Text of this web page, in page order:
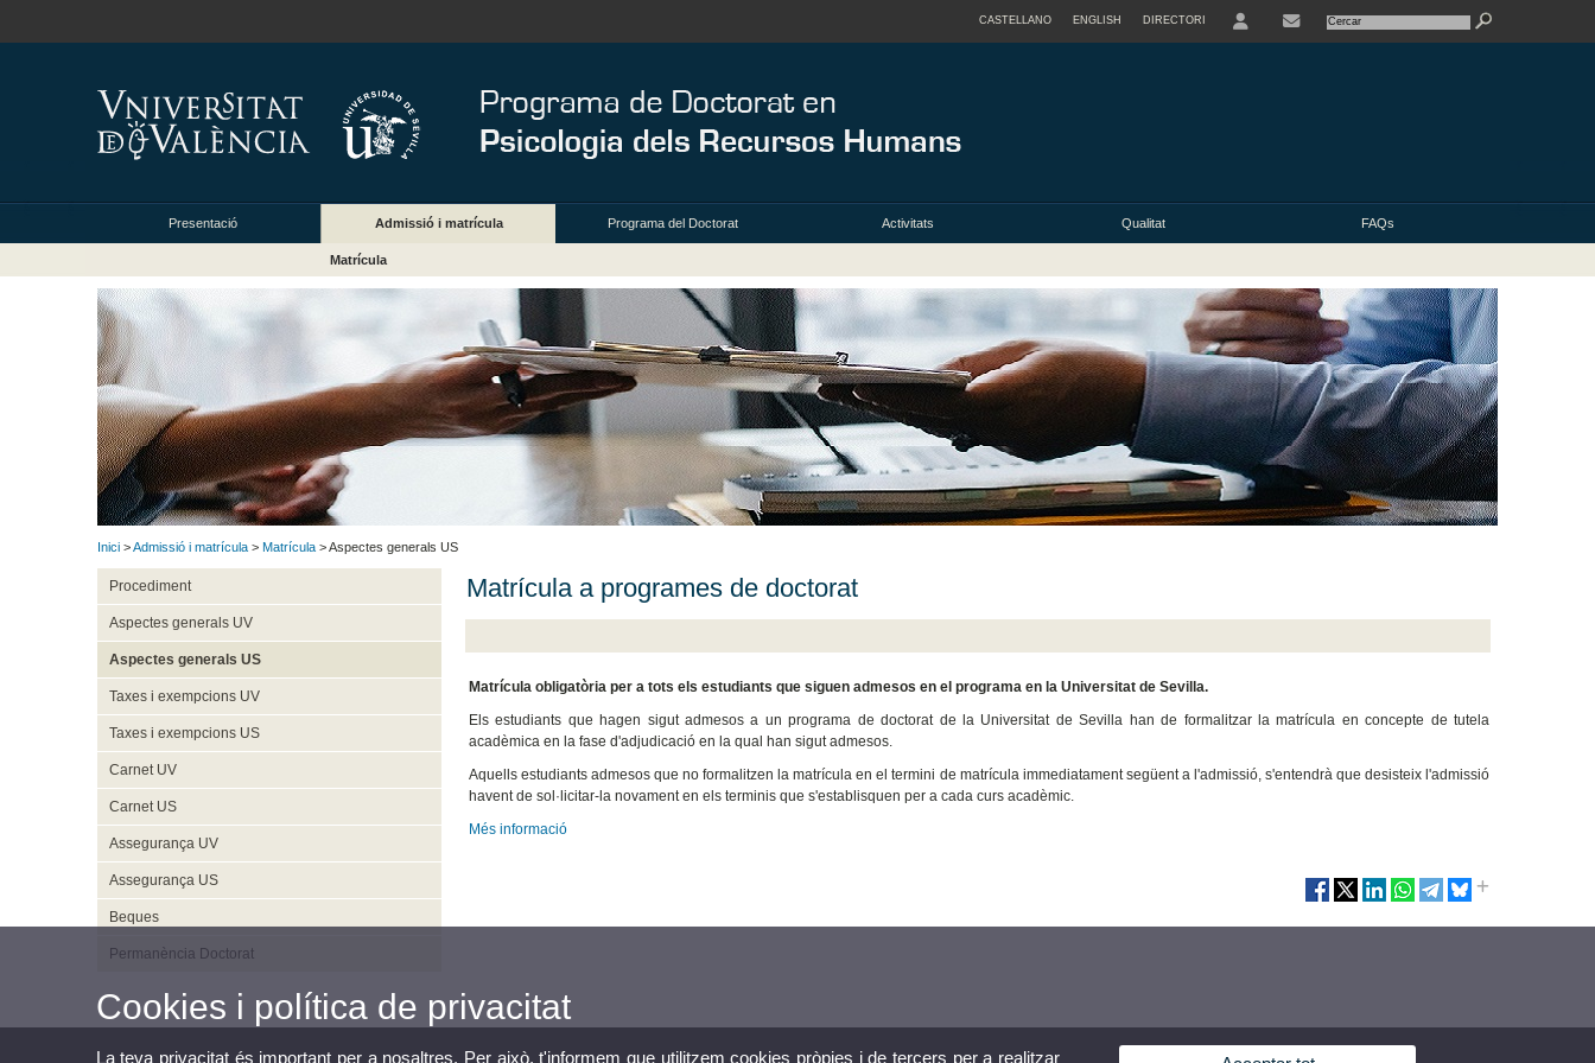
CASTELLANO ENGLISH DIRECTORI
Presentació Admissió i matrícula Programa del Doctorat Activitats Qualitat FAQs
Matrícula
Inici >Admissió i matrícula > Matrícula > Aspectes generals US
Procediment
Aspectes generals UV
Aspectes generals US
Taxes i exempcions UV
Taxes i exempcions US
Carnet UV
Carnet US
Assegurança UV
Assegurança US
Beques
Permanència Doctorat
Matrícula a programes de doctorat
Matrícula obligatòria per a tots els estudiants que siguen admesos en el programa en la Universitat de Sevilla.
Els estudiants que hagen sigut admesos a un programa de doctorat de la Universitat de Sevilla han de formalitzar la matrícula en concepte de tutela
acadèmica en la fase d'adjudicació en la qual han sigut admesos.
Aquells estudiants admesos que no formalitzen la matrícula en el termini de matrícula immediatament següent a l'admissió, s'entendrà que desisteix l'admissió
havent de sol·licitar-la novament en els terminis que s'establisquen per a cada curs acadèmic.
Més informació
Cookies i política de privacitat
La teva privacitat és important per a nosaltres. Per això, t'informem que utilitzem cookies pròpies i de tercers per a realitzar